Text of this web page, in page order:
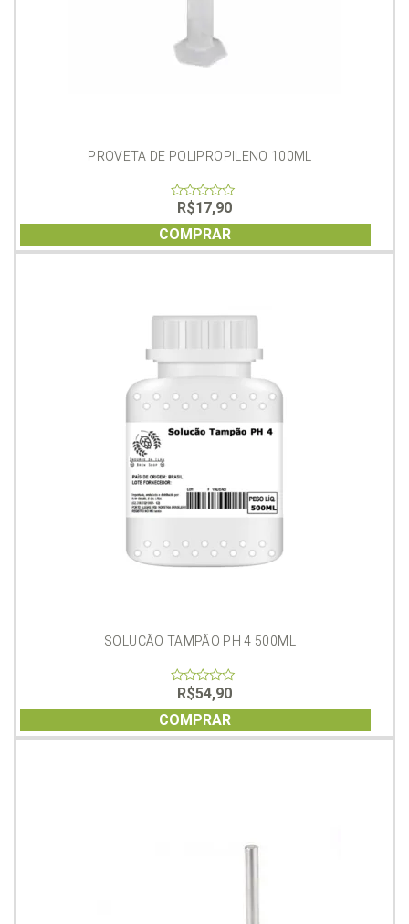
PROVETA DE POLIPROPILENO 100ML
of
5
R$17,90
COMPRAR
SOLUCÃO TAMPÃO PH 4 500ML
of
5
R$54,90
COMPRAR